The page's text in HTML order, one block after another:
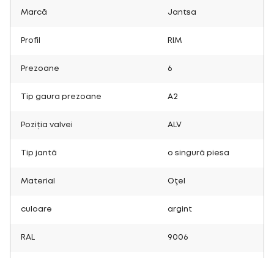
Marcă Jantsa
Profil RIM
Prezoane 6
Tip gaura prezoane A2
Poziția valvei ALV
Tip jantă o singură piesa
Material Oţel
culoare argint
RAL 9006